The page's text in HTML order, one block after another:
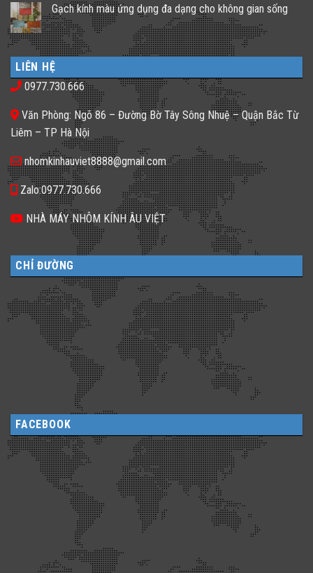
pháp
lấy
ánh
sáng
cho
nhà
phố
thiếu
sáng
tối
bình
luận
ở
𝐕𝐢̀
𝐒𝐚𝐨
𝐍𝐡𝐚̀
𝐇𝐚̀𝐧𝐠,
𝐊𝐡𝐚́𝐜𝐡
𝐒𝐚̣𝐧
𝐍𝐞̂𝐧
𝐆𝐚̣𝐜𝐡
𝐊𝐢́𝐧𝐡
𝐓𝐫𝐨𝐧𝐠
𝐓𝐡𝐢𝐞̂́𝐭
𝐊𝐞̂́?
Gạch kính màu ứng dụng đa dạng cho không gian sống
Không
có
bình
luận
ở
Gạch
kính
màu
đa
dạng
cho
không
gian
sống
LIÊN HỆ
0977.730.666
Văn Phòng: Ngõ 86 – Đường Bờ Tây Sông Nhuệ – Quận Bắc Từ
Liêm – TP Hà Nội
nhomkinhauviet8888@gmail.com
Zalo:0977.730.666
NHÀ MÁY NHÔM KÍNH ÂU VIỆT
CHỈ ĐƯỜNG
FACEBOOK